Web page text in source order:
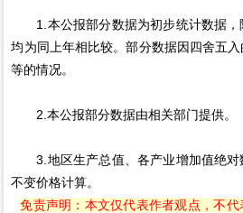
1.本公报部分数据为初步统计数据，
均为同上年相比较。部分数据因四舍五
等的情况。
2.本公报部分数据由相关部门提供。
3.地区生产总值、各产业增加值绝对
不变价格计算。
免责声明：本文仅代表作者观点，不